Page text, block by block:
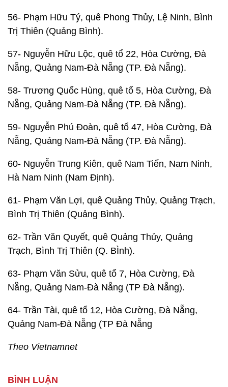
56- Phạm Hữu Tý, quê Phong Thủy, Lệ Ninh, Bình
Trị Thiên (Quảng Bình).
57- Nguyễn Hữu Lộc, quê tổ 22, Hòa Cường, Đà
Nẵng, Quảng Nam-Đà Nẵng (TP. Đà Nẵng).
58- Trương Quốc Hùng, quê tổ 5, Hòa Cường, Đà
Nẵng, Quảng Nam-Đà Nẵng (TP. Đà Nẵng).
59- Nguyễn Phú Đoàn, quê tổ 47, Hòa Cường, Đà
Nẵng, Quảng Nam-Đà Nẵng (TP. Đà Nẵng).
60- Nguyễn Trung Kiên, quê Nam Tiến, Nam Ninh,
Hà Nam Ninh (Nam Định).
61- Phạm Văn Lợi, quê Quảng Thủy, Quảng Trạch,
Bình Trị Thiên (Quảng Bình).
62- Trần Văn Quyết, quê Quảng Thủy, Quảng
Trạch, Bình Trị Thiên (Q. BÌnh).
63- Phạm Văn Sửu, quê tổ 7, Hòa Cường, Đà
Nẵng, Quảng Nam-Đà Nẵng (TP Đà Nẵng).
64- Trần Tài, quê tổ 12, Hòa Cường, Đà Nẵng,
Quảng Nam-Đà Nẵng (TP Đà Nẵng
Theo Vietnamnet